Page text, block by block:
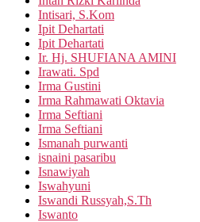
Intisari, S.Kom
Ipit Dehartati
Ipit Dehartati
Ir. Hj. SHUFIANA AMINI
Irawati. Spd
Irma Gustini
Irma Rahmawati Oktavia
Irma Seftiani
Irma Seftiani
Ismanah purwanti
isnaini pasaribu
Isnawiyah
Iswahyuni
Iswandi Russyah,S.Th
Iswanto